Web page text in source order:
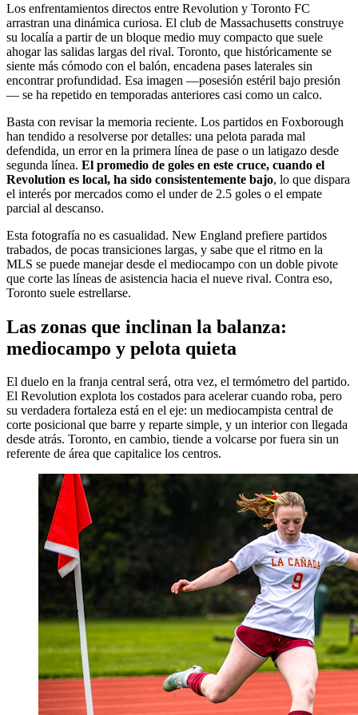
Los enfrentamientos directos entre Revolution y Toronto FC
arrastran una dinámica curiosa. El club de Massachusetts construye
su localía a partir de un bloque medio muy compacto que suele
ahogar las salidas largas del rival. Toronto, que históricamente se
siente más cómodo con el balón, encadena pases laterales sin
encontrar profundidad. Esa imagen —posesión estéril bajo presión
— se ha repetido en temporadas anteriores casi como un calco.
Basta con revisar la memoria reciente. Los partidos en Foxborough
han tendido a resolverse por detalles: una pelota parada mal
defendida, un error en la primera línea de pase o un latigazo desde
segunda línea. El promedio de goles en este cruce, cuando el
Revolution es local, ha sido consistentemente bajo, lo que dispara
el interés por mercados como el under de 2.5 goles o el empate
parcial al descanso.
Esta fotografía no es casualidad. New England prefiere partidos
trabados, de pocas transiciones largas, y sabe que el ritmo en la
MLS se puede manejar desde el mediocampo con un doble pivote
que corte las líneas de asistencia hacia el nueve rival. Contra eso,
Toronto suele estrellarse.
Las zonas que inclinan la balanza:
mediocampo y pelota quieta
El duelo en la franja central será, otra vez, el termómetro del partido.
El Revolution explota los costados para acelerar cuando roba, pero
su verdadera fortaleza está en el eje: un mediocampista central de
corte posicional que barre y reparte simple, y un interior con llegada
desde atrás. Toronto, en cambio, tiende a volcarse por fuera sin un
referente de área que capitalice los centros.